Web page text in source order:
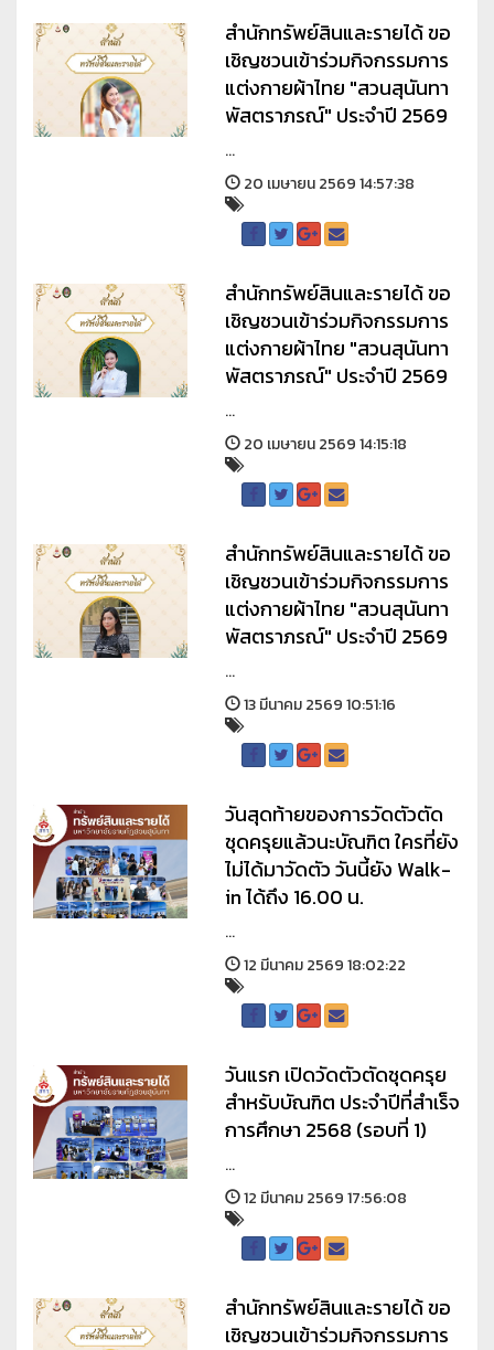
สำนักทรัพย์สินและรายได้ ขอ
เชิญชวนเข้าร่วมกิจกรรมการ
แต่งกายผ้าไทย "สวนสุนันทา
พัสตราภรณ์" ประจำปี 2569
...
20 เมษายน 2569 14:57:38
สำนักทรัพย์สินและรายได้ ขอ
เชิญชวนเข้าร่วมกิจกรรมการ
แต่งกายผ้าไทย "สวนสุนันทา
พัสตราภรณ์" ประจำปี 2569
...
20 เมษายน 2569 14:15:18
สำนักทรัพย์สินและรายได้ ขอ
เชิญชวนเข้าร่วมกิจกรรมการ
แต่งกายผ้าไทย "สวนสุนันทา
พัสตราภรณ์" ประจำปี 2569
...
13 มีนาคม 2569 10:51:16
วันสุดท้ายของการวัดตัวตัด
ชุดครุยแล้วนะบัณฑิต ใครที่ยัง
ไม่ได้มาวัดตัว วันนี้ยัง Walk-
in ได้ถึง 16.00 น.
...
12 มีนาคม 2569 18:02:22
วันแรก เปิดวัดตัวตัดชุดครุย
สำหรับบัณฑิต ประจำปีที่สำเร็จ
การศึกษา 2568 (รอบที่ 1)
...
12 มีนาคม 2569 17:56:08
สำนักทรัพย์สินและรายได้ ขอ
เชิญชวนเข้าร่วมกิจกรรมการ